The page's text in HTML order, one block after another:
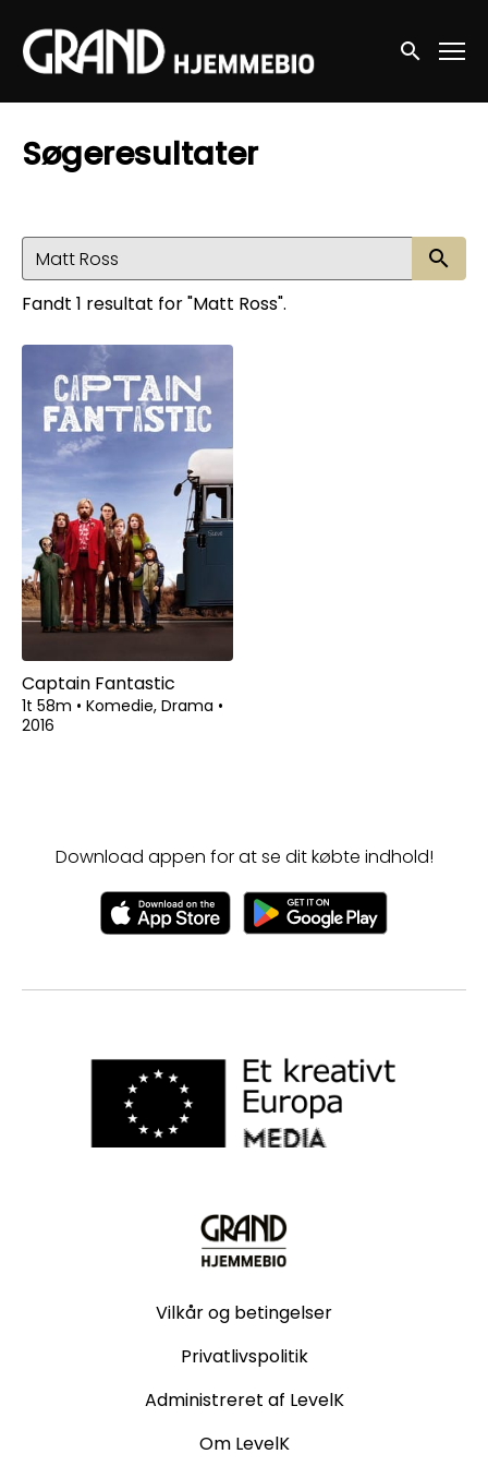
Accessibility Links
Søg nu
Søgeresultater
Fandt 1 resultat for "Matt Ross".
Captain Fantastic
1t 58m • Komedie, Drama •
2016
Download appen for at se dit købte indhold!
Vilkår og betingelser
Privatlivspolitik
Administreret af LevelK
Om LevelK